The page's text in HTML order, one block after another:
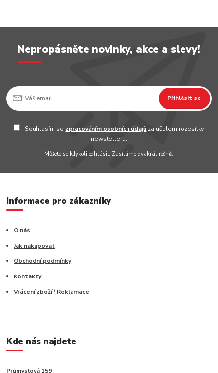
Nepropásněte novinky, akce a slevy!
Přihlásit se
Souhlasím se zpracováním osobních údajů za účelem rozesílky
newsletteru.
Můžete se kdykoli odhlásit. Zasíláme dvakrát ročně.
Informace pro zákazníky
O nás
Jak nakupovat
Obchodní podmínky
Kontakty
Vrácení zboží / Reklamace
Kde nás najdete
Průmyslová 159